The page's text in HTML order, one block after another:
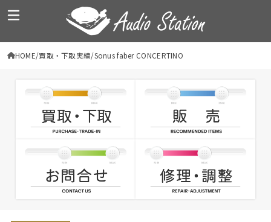
HOME 買取・下取実績 Sonus faber CONCERTINO